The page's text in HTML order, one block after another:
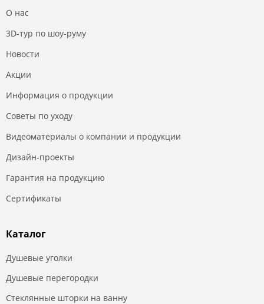
О нас
3D-тур по шоу-руму
Новости
Акции
Информация о продукции
Советы по уходу
Видеоматериалы о компании и продукции
Дизайн-проекты
Гарантия на продукцию
Сертификаты
Каталог
Душевые уголки
Душевые перегородки
Стеклянные шторки на ванну